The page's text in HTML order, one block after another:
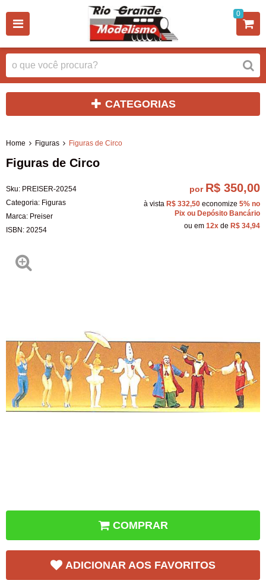
0
CATEGORIAS
Home Figuras Figuras de Circo
Figuras de Circo
Sku: PREISER-20254
Categoria: Figuras
Marca: Preiser
ISBN: 20254
por R$ 350,00
à vista R$ 332,50 economize 5% no
Pix ou Depósito Bancário
ou em 12x de R$ 34,94
COMPRAR
ADICIONAR AOS FAVORITOS